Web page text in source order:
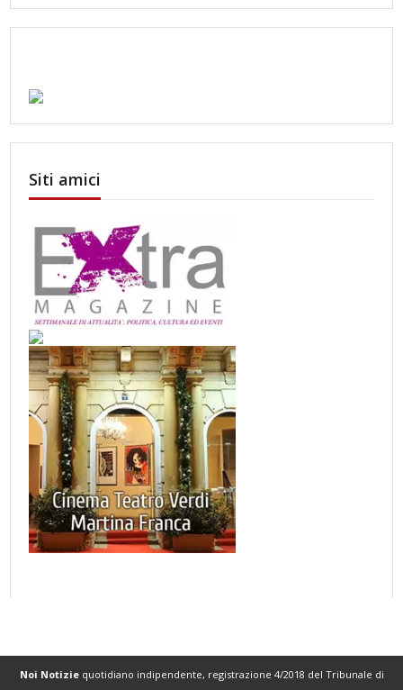
Siti amici
Noi Notiziequotidiano indipendente, registrazione 4/2018 del Tribunale di